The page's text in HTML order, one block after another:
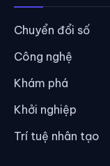
Chuyển đổi số
Công nghệ
Khám phá
Khởi nghiệp
Trí tuệ nhân tạo